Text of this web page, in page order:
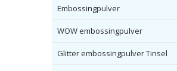
Embossingpulver
WOW embossingpulver
Glitter embossingpulver Tinsel